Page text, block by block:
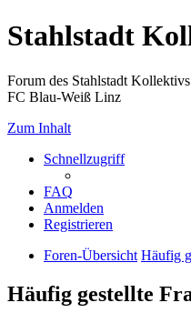
Stahlstadt
Forum des Stahlstadt
FC Blau-Weiß Linz
Zum Inhalt
Schnellzugriff
FAQ
Anmelden
Registrieren
Foren-Übersicht Häufig
Häufig gestellte